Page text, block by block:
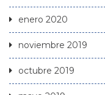
enero 2020
noviembre 2019
octubre 2019